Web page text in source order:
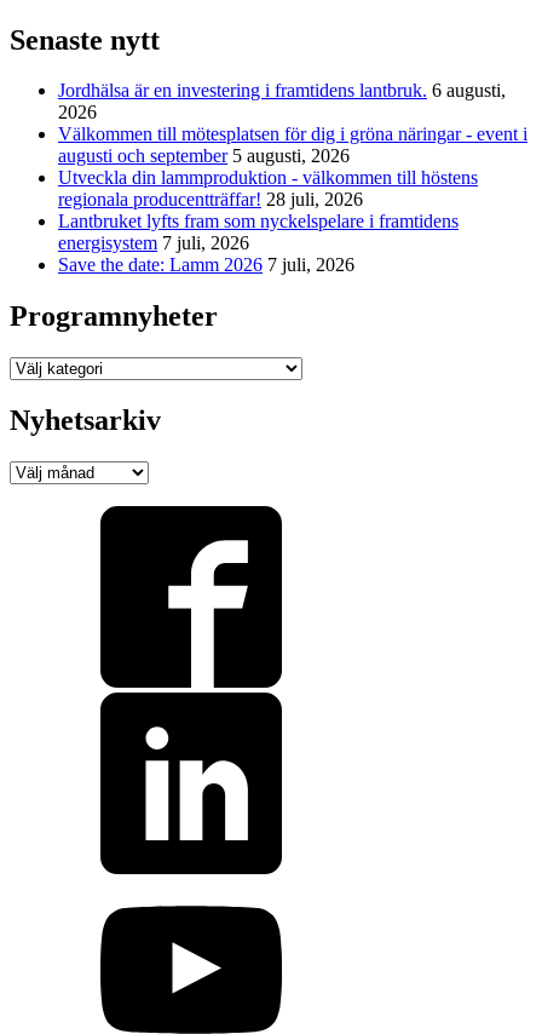
Senaste nytt
Jordhälsa är en investering i framtidens lantbruk. 6 augusti,
2026
Välkommen till mötesplatsen för dig i gröna näringar - event i
augusti och september 5 augusti, 2026
Utveckla din lammproduktion - välkommen till höstens
regionala producentträffar! 28 juli, 2026
Lantbruket lyfts fram som nyckelspelare i framtidens
energisystem 7 juli, 2026
Save the date: Lamm 2026 7 juli, 2026
Programnyheter
Programnyheter
Nyhetsarkiv
Nyhetsarkiv